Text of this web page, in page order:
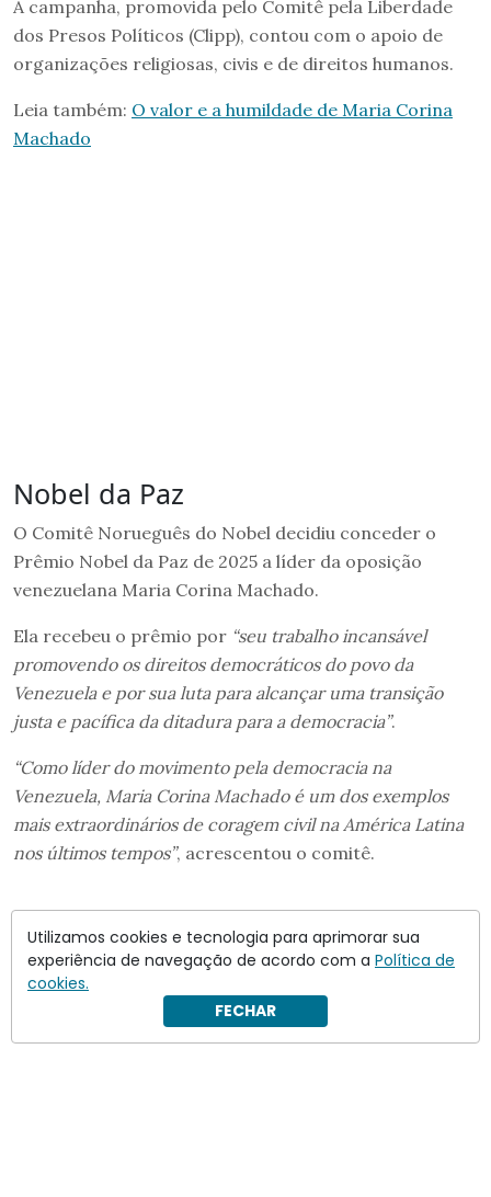
A campanha, promovida pelo Comitê pela Liberdade
dos Presos Políticos (Clipp), contou com o apoio de
organizações religiosas, civis e de direitos humanos.
Leia também: O valor e a humildade de Maria Corina
Machado
Nobel da Paz
O Comitê Norueguês do Nobel decidiu conceder o
Prêmio Nobel da Paz de 2025 a líder da oposição
venezuelana Maria Corina Machado.
Ela recebeu o prêmio por “seu trabalho incansável
promovendo os direitos democráticos do povo da
Venezuela e por sua luta para alcançar uma transição
justa e pacífica da ditadura para a democracia”.
“Como líder do movimento pela democracia na
Venezuela, Maria Corina Machado é um dos exemplos
mais extraordinários de coragem civil na América Latina
nos últimos tempos”, acrescentou o comitê.
Utilizamos cookies e tecnologia para aprimorar sua
experiência de navegação de acordo com a Política de
cookies.
FECHAR